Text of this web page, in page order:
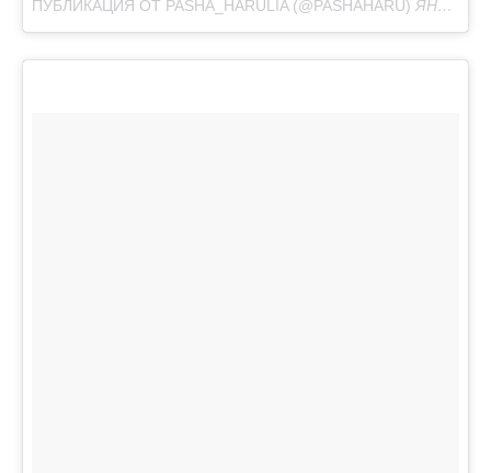
ПУБЛИКАЦИЯ ОТ PASHA_HARULIA (@PASHAHARU) ЯНВ 18, 2018 AT 1:18 PST